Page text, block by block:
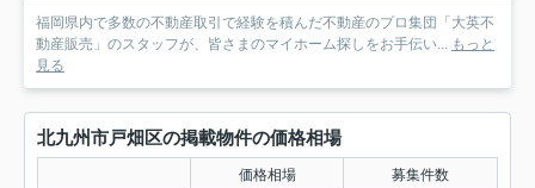
福岡県内で多数の不動産取引で経験を積んだ不動産のプロ集団「大英不
動産販売」のスタッフが、皆さまのマイホーム探しをお手伝い... もっと
見る
北九州市戸畑区の掲載物件の価格相場
価格相場 募集件数